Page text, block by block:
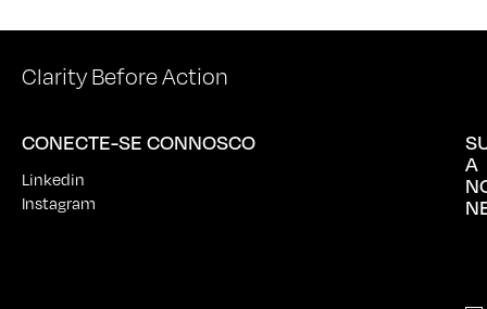
CONECTE-SE CONNOSCO
Instagram